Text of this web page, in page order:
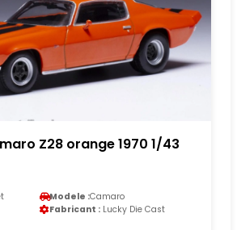
Z28 orange 1970 1/43
Modele :Camaro
Fabricant : Lucky Die Cast